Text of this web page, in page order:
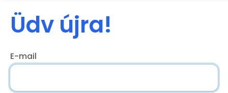
Üdv újra!
E-mail